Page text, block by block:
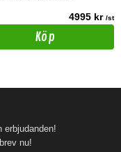
4995 kr /st
Köp
erbjudanden!
nu!